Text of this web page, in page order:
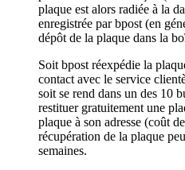
plaque est alors radiée à la
enregistrée par bpost (en
dépôt de la plaque dans la
Soit bpost réexpédie la
contact avec le service
soit se rend dans un des 10
restituer gratuitement une
plaque à son adresse (coût
récupération de la plaque
semaines.